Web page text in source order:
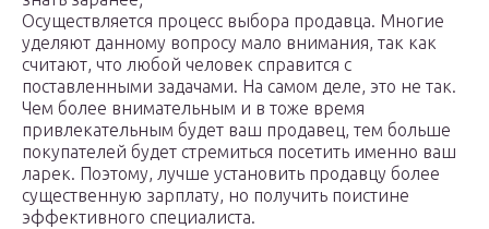
Осуществляется процесс выбора продавца. Многие
уделяют данному вопросу мало внимания, так как
считают, что любой человек справится с
поставленными задачами. На самом деле, это не так.
Чем более внимательным и в тоже время
привлекательным будет ваш продавец, тем больше
покупателей будет стремиться посетить именно ваш
ларек. Поэтому, лучше установить продавцу более
существенную зарплату, но получить поистине
эффективного специалиста.